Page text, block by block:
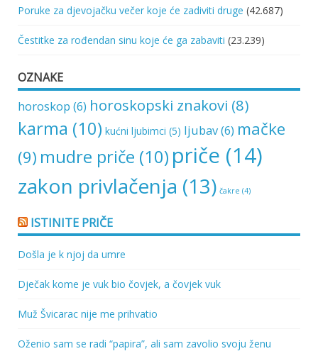
Poruke za djevojačku večer koje će zadiviti druge (42.687)
Čestitke za rođendan sinu koje će ga zabaviti (23.239)
OZNAKE
horoskop (6) horoskopski znakovi (8)
karma (10) kućni ljubimci (5) ljubav(6) mačke
(9) mudre priče (10) priče (14)
zakon privlačenja (13) čakre (4)
ISTINITE PRIČE
Došla je k njoj da umre
Dječak kome je vuk bio čovjek, a čovjek vuk
Muž Švicarac nije me prihvatio
Oženio sam se radi “papira”, ali sam zavolio svoju ženu